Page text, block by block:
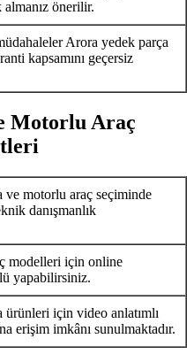
almanız önerilir.
Arora yedek parça
kapsamını geçersiz
Motorlu Araç
ve motorlu araç seçiminde
danışmanlık
modelleri için online
yapabilirsiniz.
ürünleri için video anlatımlı
erişim imkânı sunulmaktadır.